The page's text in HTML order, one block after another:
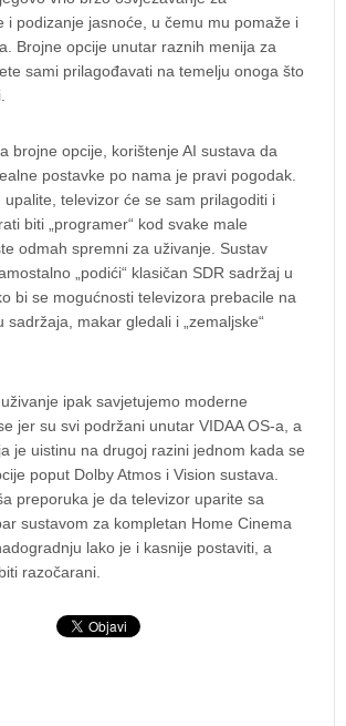
i podizanje jasnoće, u čemu mu pomaže i
Brojne opcije unutar raznih menija za
sami prilagođavati na temelju onoga što
brojne opcije, korištenje AI sustava da
postavke po nama je pravi pogodak.
upalite, televizor će se sam prilagoditi i
biti „programer“ kod svake male
odmah spremni za uživanje. Sustav
„podići“ klasičan SDR sadržaj u
bi se mogućnosti televizora prebacile na
sadržaja, makar gledali i „zemaljske“
ipak savjetujemo moderne
jer su svi podržani unutar VIDAA OS-a, a
je uistinu na drugoj razini jednom kada se
poput Dolby Atmos i Vision sustava.
preporuka je da televizor uparite sa
sustavom za kompletan Home Cinema
lako je i kasnije postaviti, a
razočarani.